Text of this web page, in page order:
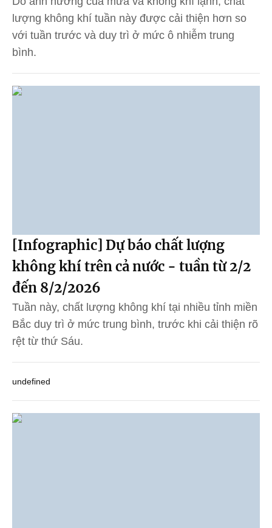
lượng không khí tuần này được cải thiện hơn so
với tuần trước và duy trì ở mức ô nhiễm trung
bình.
[Infographic] Dự báo chất lượng
không khí trên cả nước - tuần từ 2/2
đến 8/2/2026
Tuần này, chất lượng không khí tại nhiều tỉnh miền
Bắc duy trì ở mức trung bình, trước khi cải thiện rõ
rệt từ thứ Sáu.
undefined